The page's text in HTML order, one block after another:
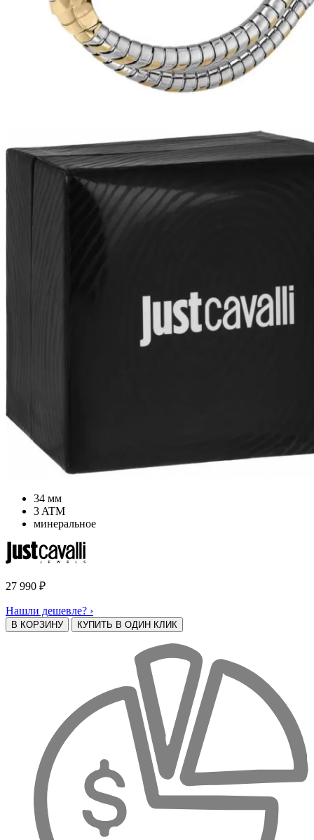
34 мм
3 ATM
минеральное
27 990 ₽
Нашли дешевле? ›
В КОРЗИНУ КУПИТЬ В ОДИН КЛИК